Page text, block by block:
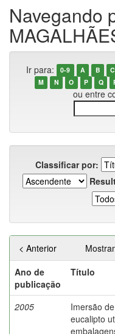
Navegando
Ir para: 0-9 A B C
M
N O P Q
ou entre
Classificar por:
< Anterior
Ano de
publicação
Título
2005
Imersão
eucalipto